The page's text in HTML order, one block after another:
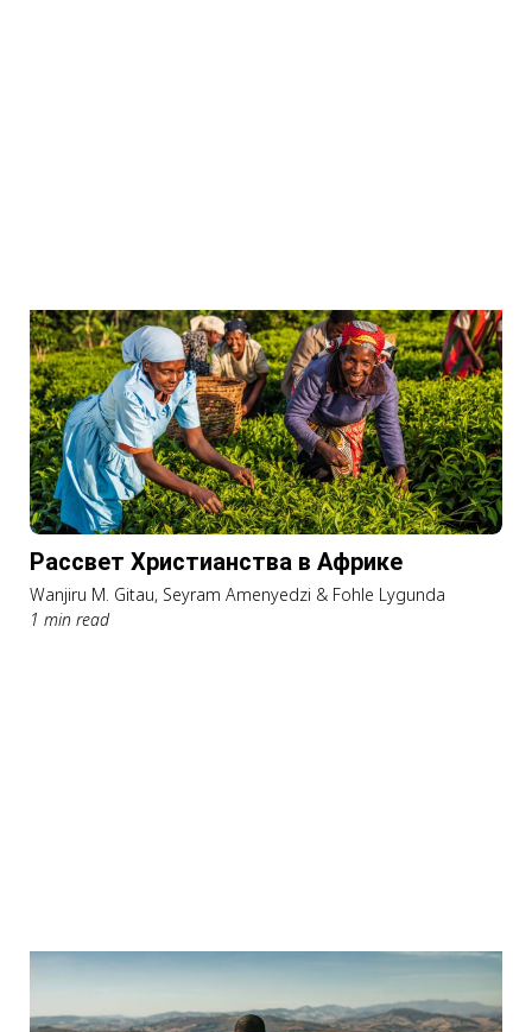
Рассвет Христианства в Африке
Wanjiru M. Gitau, Seyram Amenyedzi & Fohle Lygunda
1 min read